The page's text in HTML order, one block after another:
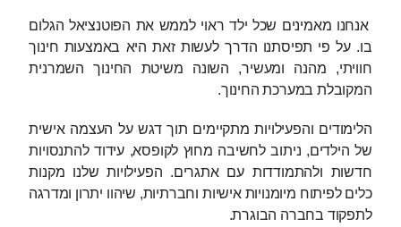
אנחנו מאמינים שכל ילד ראוי לממש את הפוטנציאל הגלום
בו. על פי תפיסתנו הדרך לעשות זאת היא באמצעות חינוך
חוויתי, מהנה ומעשיר, השונה משיטת החינוך השמרנית
המקובלת במערכת החינוך.
הלימודים והפעילויות מתקיימים תוך דגש על העצמה אישית
של הילדים, ניתוב לחשיבה מחוץ לקופסא, עידוד להתנסויות
חדשות ולהתמודדות עם אתגרים. הפעילויות שלנו מקנות
כלים לפיתוח מיומנויות אישיות וחברתיות, שיהוו יתרון ומדרגה
לתפקוד בחברה הבוגרת.